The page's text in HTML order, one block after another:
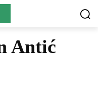
Antić